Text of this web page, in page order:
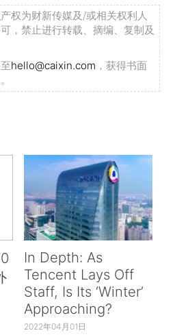
权为财新传媒及/或相关权利人
，禁止进行转载、摘编、复制及
hello@caixin.com ，获得书面
In Depth: As
Tencent Lays Off
Staff, Is Its ‘Winter’
Approaching?
2022年04月01日